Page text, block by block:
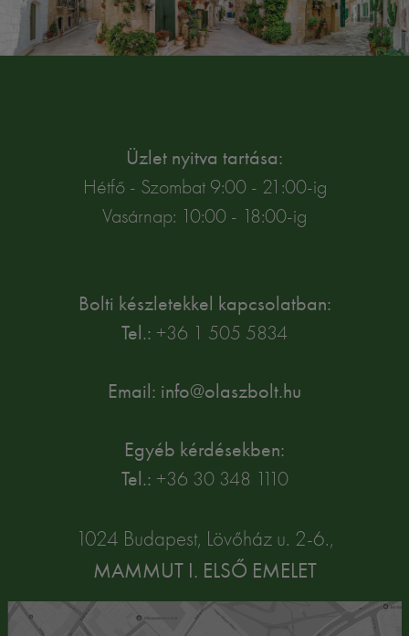
Üzlet nyitva tartása:
Hétfő - Szombat 9:00 - 21:00-ig
Vasárnap: 10:00 - 18:00-ig
Bolti készletekkel kapcsolatban:
Tel.: +36 1 505 5834
Email: info@olaszbolt.hu
Egyéb kérdésekben:
Tel.: +36 30 348 1110
1024 Budapest, Lövőház u. 2-6.,
MAMMUT I. ELSŐ EMELET